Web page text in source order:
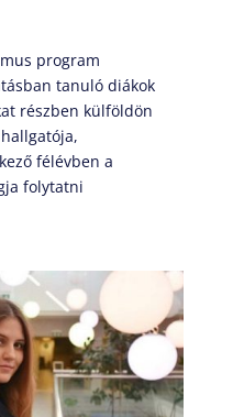
program
tanuló diákok
részben külföldön
félévben a
folytatni